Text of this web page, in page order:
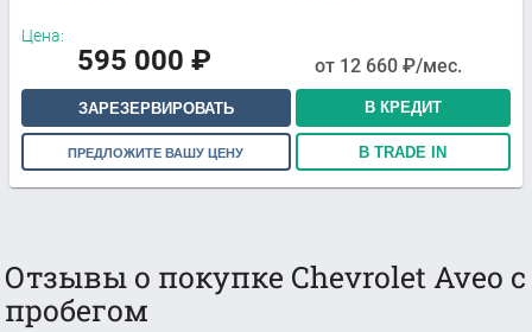
Цена:
595 000 ₽ от 12 660 ₽/мес.
ЗАРЕЗЕРВИРОВАТЬ В КРЕДИТ
ПРЕДЛОЖИТЕ ВАШУ ЦЕНУ В TRADE IN
Отзывы о покупке Chevrolet Aveo с
пробегом